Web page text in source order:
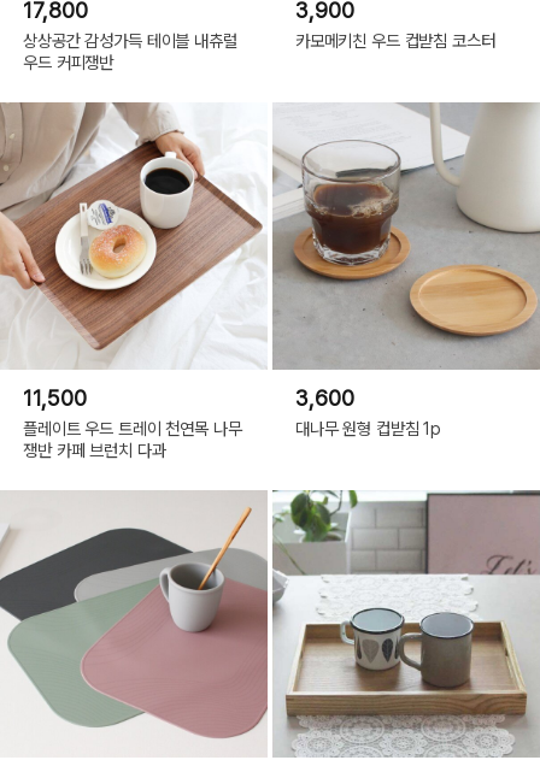
17,800
상상공간 감성가득 테이블 내츄럴
우드 커피쟁반
3,900
카모메키친 우드 컵받침 코스터
11,500
플레이트 우드 트레이 천연목 나무
쟁반 카페 브런치 다과
3,600
대나무 원형 컵받침 1p